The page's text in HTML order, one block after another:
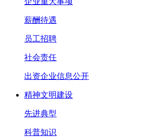
薪酬待遇
员工招聘
社会责任
出资企业信息公开
精神文明建设
先进典型
科普知识